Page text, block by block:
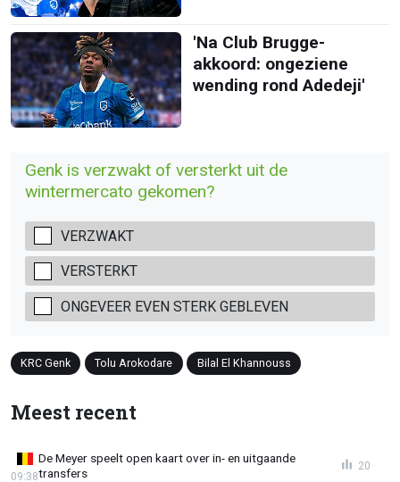
'Na Club Brugge-
akkoord: ongeziene
wending rond Adedeji'
Genk is verzwakt of versterkt uit de
wintermercato gekomen?
VERZWAKT
VERSTERKT
ONGEVEER EVEN STERK GEBLEVEN
KRC Genk Tolu Arokodare Bilal El Khannouss
Meest recent
De Meyer speelt open kaart over in- en uitgaande
transfers
09:38
20